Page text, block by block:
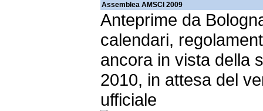
Assemblea AMSCI 2009
Anteprime da
calendari,
ancora in vista della
2010, in attesa del
ufficiale